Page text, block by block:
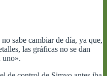
sabe cambiar de día, ya que,
las gráficas no se dan
uno».